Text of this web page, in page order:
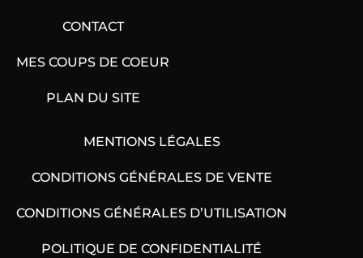
CONTACT
MES COUPS DE COEUR
PLAN DU SITE
MENTIONS LÉGALES
CONDITIONS GÉNÉRALES DE VENTE
CONDITIONS GÉNÉRALES D’UTILISATION
POLITIQUE DE CONFIDENTIALITÉ